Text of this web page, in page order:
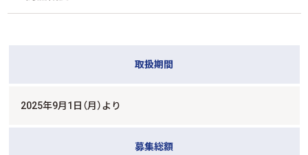
取扱期間
2025年9月1日（月）より
募集総額